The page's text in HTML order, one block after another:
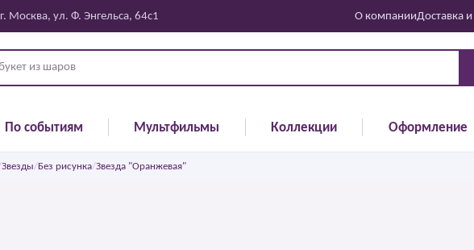
г. Москва, ул. Ф. Энгельса, 64с1 О компанииДоставка
По событиям Мультфильмы Коллекции Оформление
Звезды/Без рисунка/Звезда "Оранжевая"